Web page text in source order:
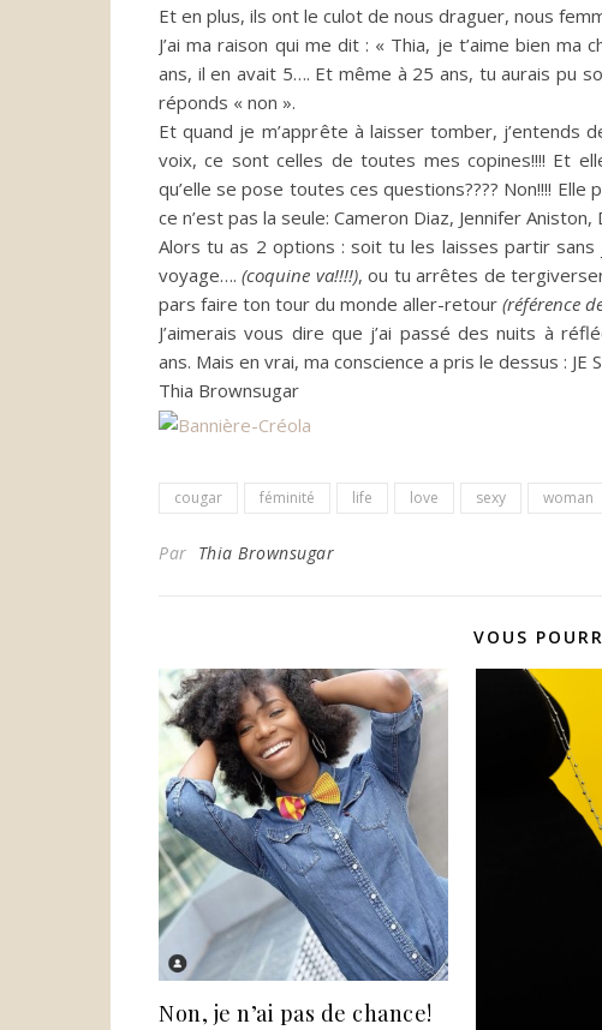
Et en plus, ils ont le culot de nous draguer, nous
J’ai ma raison qui me dit : « Thia, je t’aime bien ma
ans, il en avait 5…. Et même à 25 ans, tu aurais pu
réponds « non ».
Et quand je m’apprête à laisser tomber, j’entends
voix, ce sont celles de toutes mes copines!!!! Et
qu’elle se pose toutes ces questions???? Non!!!! Elle
ce n’est pas la seule: Cameron Diaz, Jennifer Aniston,
Alors tu as 2 options : soit tu les laisses partir
voyage…. (coquine va!!!!), ou tu arrêtes de
pars faire ton tour du monde aller-retour (référence
J’aimerais vous dire que j’ai passé des nuits à
ans. Mais en vrai, ma conscience a pris le dessus : JE
Thia Brownsugar
cougar féminité life love sexy woman
Par Thia Brownsugar
VOUS
Non, je n’ai pas de chance!